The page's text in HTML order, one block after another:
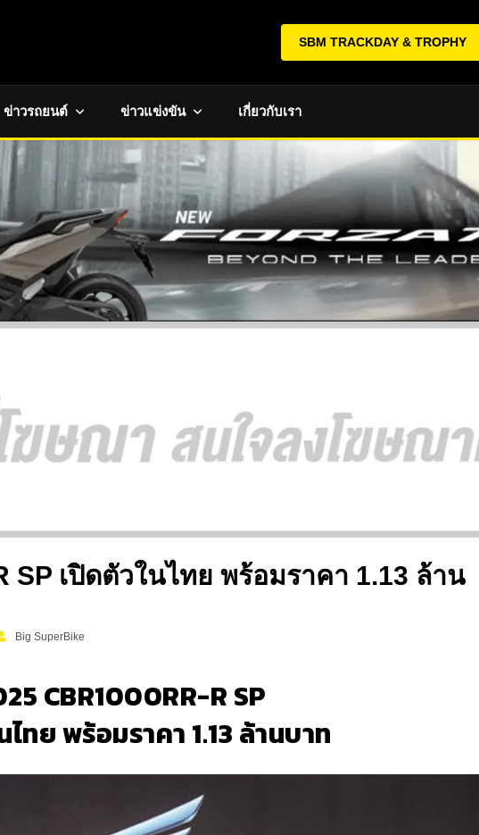
SBM TRACKDAY & TROPHY
ข่าวรถยนต์ ข่าวแข่งขัน เกี่ยวกับเรา
SP เปิดตัวในไทย พร้อมราคา 1.13 ล้าน
Big SuperBike
CBR1000RR-R SP
ไทย พร้อมราคา 1.13 ล้านบาท